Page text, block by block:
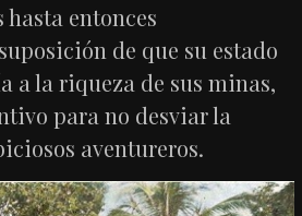
entonces
de que su estado
a la riqueza de sus minas,
para no desviar la
aventureros.